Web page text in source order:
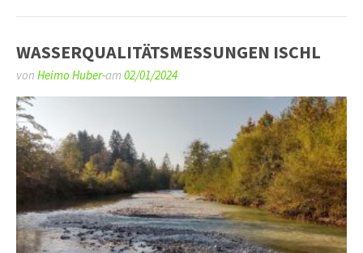
WASSERQUALITÄTSMESSUNGEN ISCHL
von Heimo Huber-am 02/01/2024